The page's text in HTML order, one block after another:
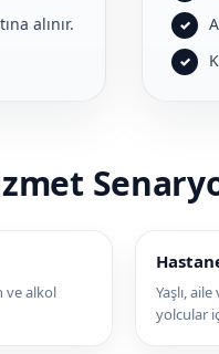
alınır.
ve alkol
Yaşlı,
yolcular